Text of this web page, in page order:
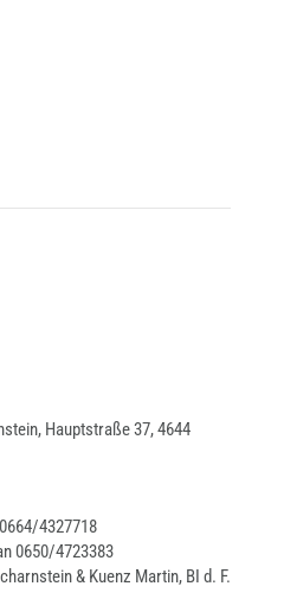
Hauptstraße 37, 4644
4327718
0650/4723383
& Kuenz Martin, BI d. F.